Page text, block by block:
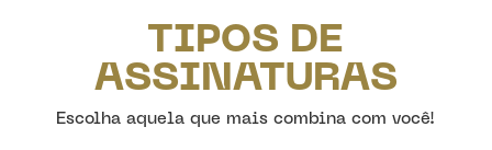
TIPOS DE
ASSINATURAS
Escolha aquela que mais combina com você!